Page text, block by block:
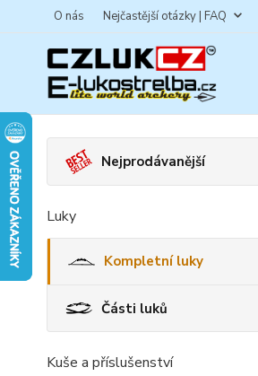
O nás Nejčastější otázky | FAQ
Nejprodávanější
Luky
Kompletní luky
Části luků
Kuše a příslušenství